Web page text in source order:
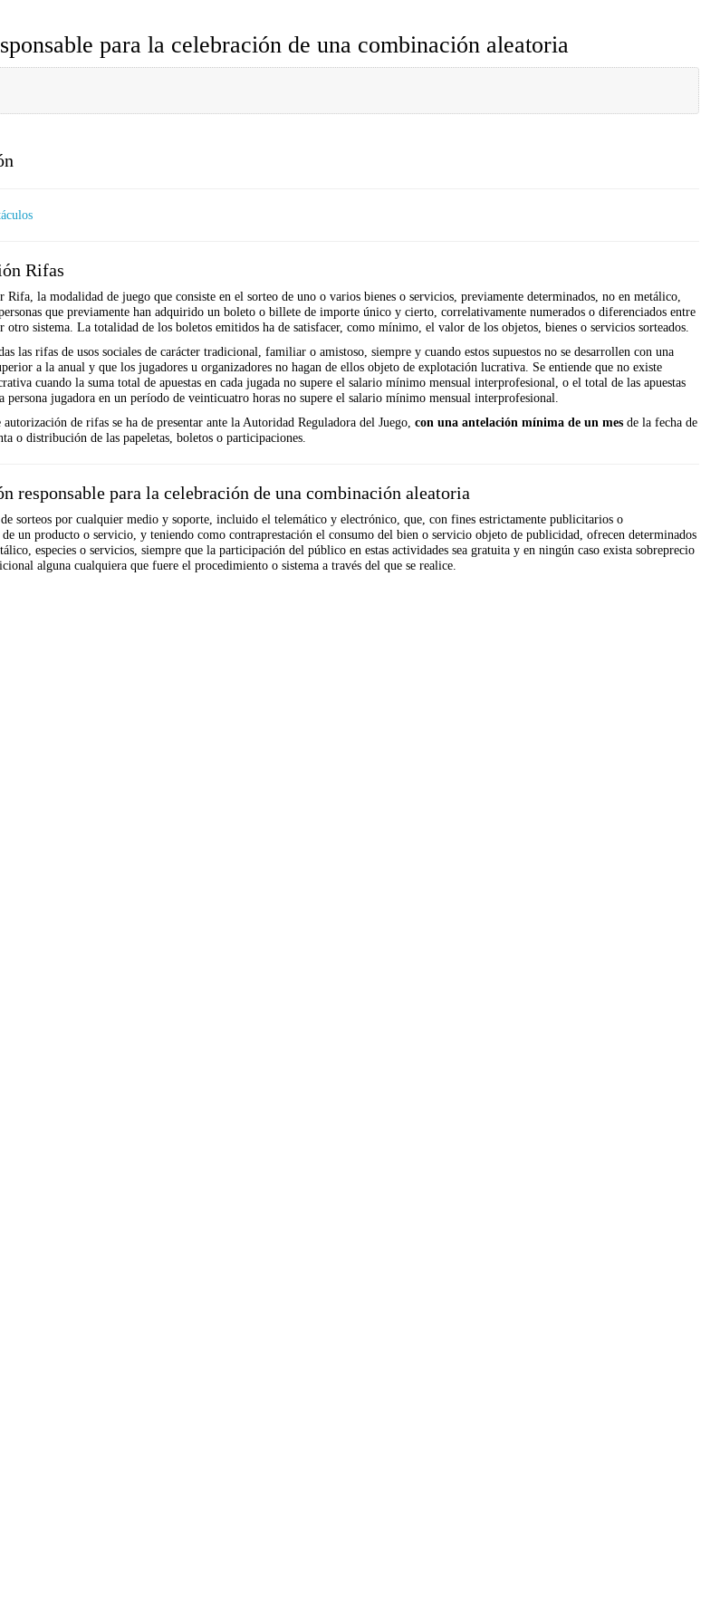
para la celebración de una combinación aleatoria
Rifas
Rifa, la modalidad de juego que consiste en el sorteo de uno o varios bienes o servicios, previamente determinados, no en metálico,
que previamente han adquirido un boleto o billete de importe único y cierto, correlativamente numerados o diferenciados entre
otro sistema. La totalidad de los boletos emitidos ha de satisfacer, como mínimo, el valor de los objetos, bienes o servicios sorteados.
las rifas de usos sociales de carácter tradicional, familiar o amistoso, siempre y cuando estos supuestos no se desarrollen con una
a la anual y que los jugadores u organizadores no hagan de ellos objeto de explotación lucrativa. Se entiende que no existe
cuando la suma total de apuestas en cada jugada no supere el salario mínimo mensual interprofesional, o el total de las apuestas
persona jugadora en un período de veinticuatro horas no supere el salario mínimo mensual interprofesional.
de rifas se ha de presentar ante la Autoridad Reguladora del Juego, con una antelación mínima de un mesde la fecha de
o distribución de las papeletas, boletos o participaciones.
responsable para la celebración de una combinación aleatoria
sorteos por cualquier medio y soporte, incluido el telemático y electrónico, que, con fines estrictamente publicitarios o
un producto o servicio, y teniendo como contraprestación el consumo del bien o servicio objeto de publicidad, ofrecen determinados
especies o servicios, siempre que la participación del público en estas actividades sea gratuita y en ningún caso exista sobreprecio
alguna cualquiera que fuere el procedimiento o sistema a través del que se realice.